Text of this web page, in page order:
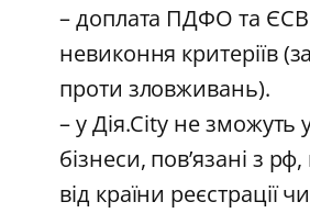
– доплата ПДФО та ЄСВ
невиконня критеріїв
проти зловживань).
– у Дія.City не зможуть
бізнеси, пов’язані з
від країни реєстрації чи